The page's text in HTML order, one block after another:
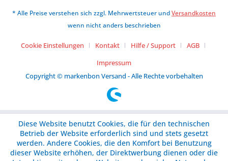
* Alle Preise verstehen sich zzgl. Mehrwertsteuer undVersandkosten
wenn nicht anders beschrieben
Cookie Einstellungen Kontakt Hilfe / Support
AGB
Impressum
Copyright © markenbon Versand - Alle Rechte vorbehalten
Diese Website benutzt Cookies, die für den technischen
Betrieb der Website erforderlich sind und stets gesetzt
werden. Andere Cookies, die den Komfort bei Benutzung
dieser Website erhöhen, der Direktwerbung dienen oder die